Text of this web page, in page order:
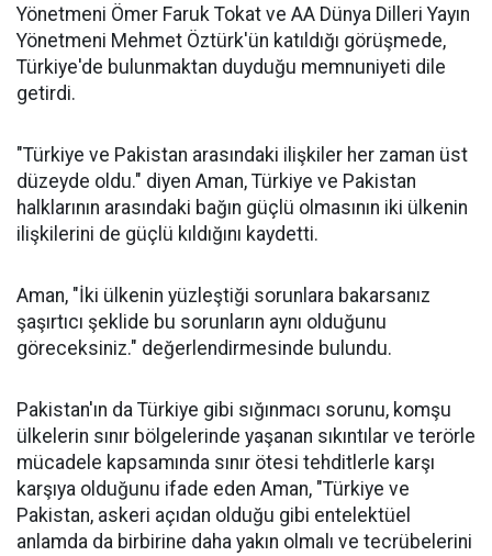
Yönetmeni Ömer Faruk Tokat ve AA Dünya Dilleri Yayın
Yönetmeni Mehmet Öztürk'ün katıldığı görüşmede,
Türkiye'de bulunmaktan duyduğu memnuniyeti dile
getirdi.
"Türkiye ve Pakistan arasındaki ilişkiler her zaman üst
düzeyde oldu." diyen Aman, Türkiye ve Pakistan
halklarının arasındaki bağın güçlü olmasının iki ülkenin
ilişkilerini de güçlü kıldığını kaydetti.
Aman, "İki ülkenin yüzleştiği sorunlara bakarsanız
şaşırtıcı şeklide bu sorunların aynı olduğunu
göreceksiniz." değerlendirmesinde bulundu.
Pakistan'ın da Türkiye gibi sığınmacı sorunu, komşu
ülkelerin sınır bölgelerinde yaşanan sıkıntılar ve terörle
mücadele kapsamında sınır ötesi tehditlerle karşı
karşıya olduğunu ifade eden Aman, "Türkiye ve
Pakistan, askeri açıdan olduğu gibi entelektüel
anlamda da birbirine daha yakın olmalı ve tecrübelerini